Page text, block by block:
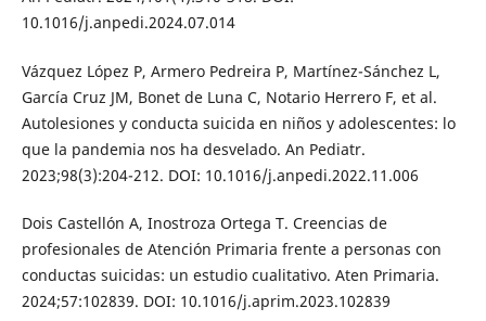
10.1016/j.anpedi.2024.07.014
Vázquez López P, Armero Pedreira P, Martínez-Sánchez L,
García Cruz JM, Bonet de Luna C, Notario Herrero F, et al.
Autolesiones y conducta suicida en niños y adolescentes: lo
que la pandemia nos ha desvelado. An Pediatr.
2023;98(3):204-212. DOI: 10.1016/j.anpedi.2022.11.006
Dois Castellón A, Inostroza Ortega T. Creencias de
profesionales de Atención Primaria frente a personas con
conductas suicidas: un estudio cualitativo. Aten Primaria.
2024;57:102839. DOI: 10.1016/j.aprim.2023.102839